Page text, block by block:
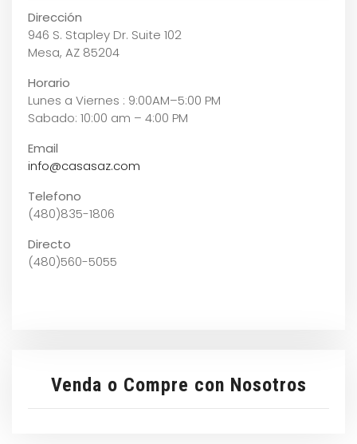
Dirección
946 S. Stapley Dr. Suite 102
Mesa, AZ 85204
Horario
Lunes a Viernes : 9:00AM–5:00 PM
Sabado: 10:00 am – 4:00 PM
Email
info@casasaz.com
Telefono
(480)835-1806
Directo
(480)560-5055
Venda o Compre con Nosotros